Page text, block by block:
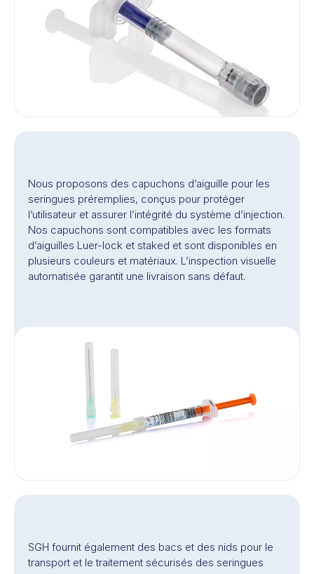
Nous proposons des capuchons d’aiguille pour les
seringues préremplies, conçus pour protéger
l’utilisateur et assurer l’intégrité du système d’injection.
Nos capuchons sont compatibles avec les formats
d’aiguilles Luer-lock et staked et sont disponibles en
plusieurs couleurs et matériaux. L’inspection visuelle
automatisée garantit une livraison sans défaut.
SGH fournit également des bacs et des nids pour le
transport et le traitement sécurisés des seringues